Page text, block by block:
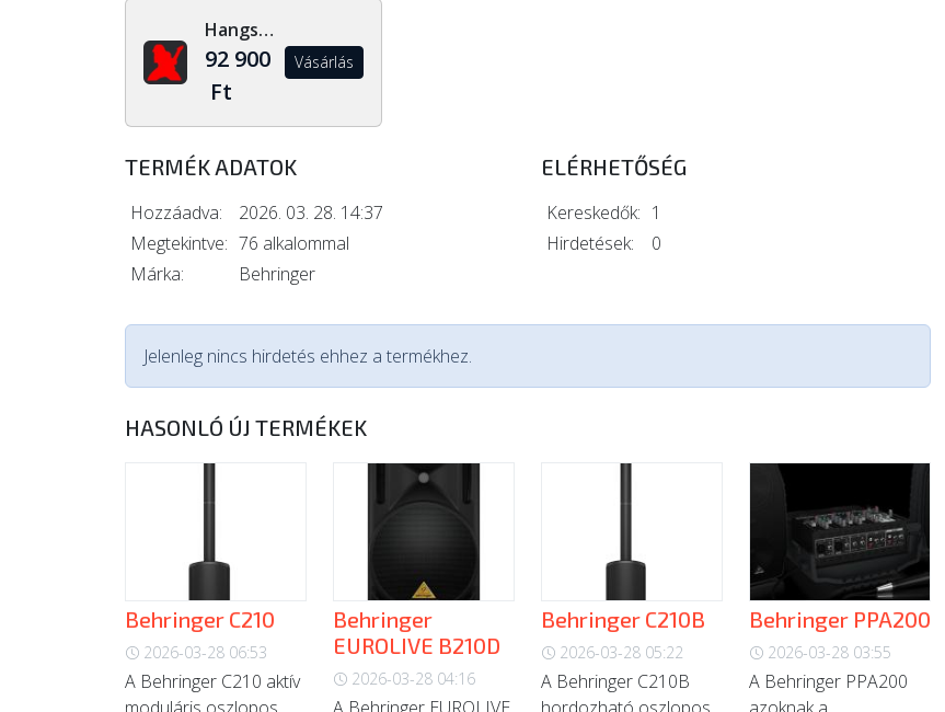
Hangszerdiszkont.hu
92 900
Ft
Vásárlás
TERMÉK ADATOK
Hozzáadva:
2026. 03. 28. 14:37
Megtekintve: 76 alkalommal
Márka:
Behringer
ELÉRHETŐSÉG
Kereskedők: 1
Hirdetések:
0
Jelenleg nincs hirdetés ehhez a termékhez.
HASONLÓ ÚJ TERMÉKEK
Behringer C210
2026-03-28 06:53
A Behringer C210 aktív
moduláris oszlopos
Behringer
EUROLIVE B210D
2026-03-28 04:16
A Behringer EUROLIVE
Behringer C210B
2026-03-28 05:22
A Behringer C210B
hordozható oszlopos
Behringer PPA200
2026-03-28 03:55
A Behringer PPA200
azoknak a